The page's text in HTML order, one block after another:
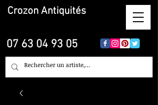
Crozon Antiquités
07 63 04 93 05